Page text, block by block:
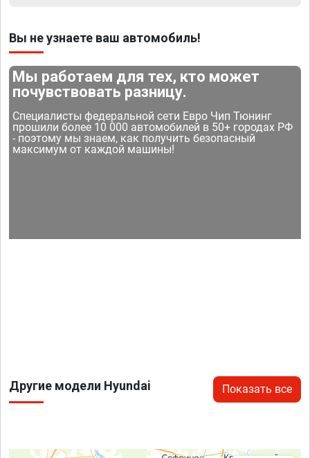
Вы не узнаете ваш автомобиль!
Мы работаем для тех, кто может
почувствовать разницу.
Специалисты федеральной сети Евро Чип Тюнинг
прошили более 10 000 автомобилей в 50+ городах РФ
- поэтому мы знаем, как получить безопасный
максимум от каждой машины!
Другие модели Hyundai Показать все